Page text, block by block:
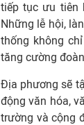
tiếp tục ưu tiên
Những lễ hội,
thống không
tăng cường
Địa phương sẽ
động văn hóa,
trường và cộng